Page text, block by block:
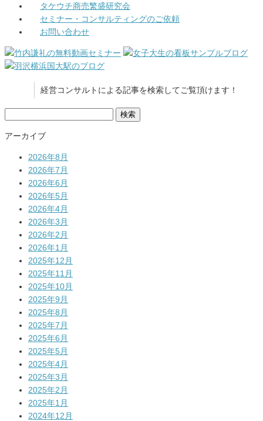
タケウチ商売繁盛研究会
セミナー・コンサルティングのご依頼
お問い合わせ
経営コンサルトによる記事を検索してご覧頂けます！
アーカイブ
2026年8月
2026年7月
2026年6月
2026年5月
2026年4月
2026年3月
2026年2月
2026年1月
2025年12月
2025年11月
2025年10月
2025年9月
2025年8月
2025年7月
2025年6月
2025年5月
2025年4月
2025年3月
2025年2月
2025年1月
2024年12月